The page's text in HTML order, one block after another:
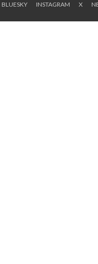
BLUESKY INSTAGRAM X